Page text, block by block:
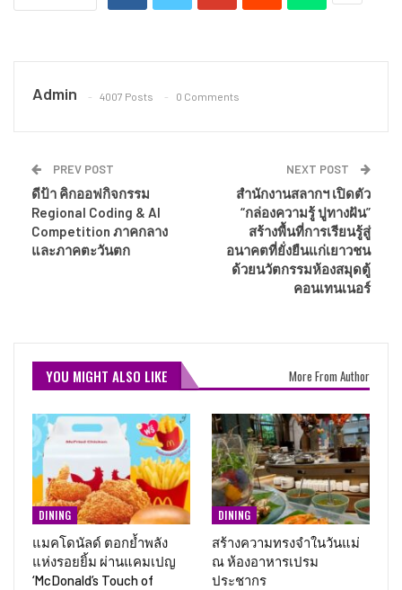
Admin 4007 Posts 0 Comments
PREV POST
ดีป้า คิกออฟกิจกรรม
Regional Coding & AI
Competition ภาคกลาง
และภาคตะวันตก
NEXT POST
สำนักงานสลากฯ เปิดตัว
“กล่องความรู้ ปูทางฝัน”
สร้างพื้นที่การเรียนรู้สู่
อนาคตที่ยั่งยืนแก่เยาวชน
ด้วยนวัตกรรมห้องสมุดตู้
คอนเทนเนอร์
YOU MIGHT ALSO LIKE More From Author
DINING
แมคโดนัลด์ ตอกย้ำพลัง
แห่งรอยยิ้ม ผ่านแคมเปญ
‘McDonald’s Touch of
DINING
สร้างความทรงจำในวันแม่
ณ ห้องอาหารเปรม
ประชากร